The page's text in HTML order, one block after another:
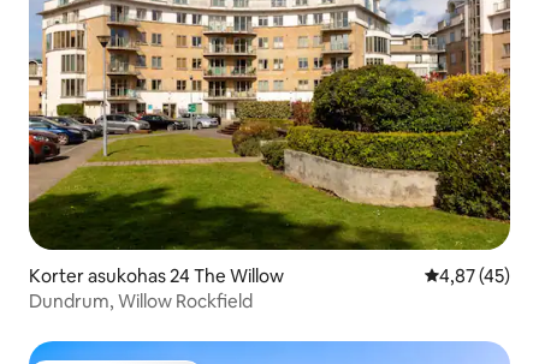
Korter asukohas 24 The Willow Keskmine
4,87 (45)
Dundrum, Willow Rockfield